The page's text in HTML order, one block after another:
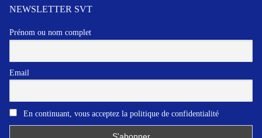
NEWSLETTER SVT
Prénom ou nom complet
Email
En continuant, vous acceptez la politique de confidentialité